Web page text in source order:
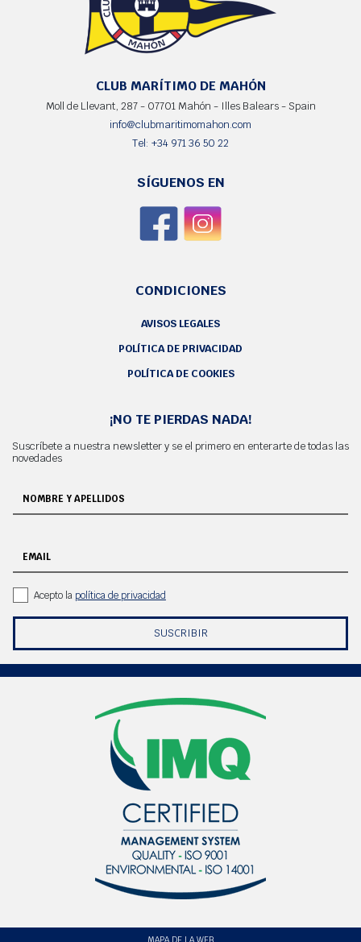
CLUB MARÍTIMO DE MAHÓN
Moll de Llevant, 287 - 07701 Mahón - Illes Balears - Spain
info@clubmaritimomahon.com
Tel: +34 971 36 50 22
SÍGUENOS EN
CONDICIONES
AVISOS LEGALES
POLÍTICA DE PRIVACIDAD
POLÍTICA DE COOKIES
¡NO TE PIERDAS NADA!
Suscríbete a nuestra newsletter y se el primero en enterarte de todas las
novedades
NOMBRE Y APELLIDOS
EMAIL
Acepto la política de privacidad
SUSCRIBIR